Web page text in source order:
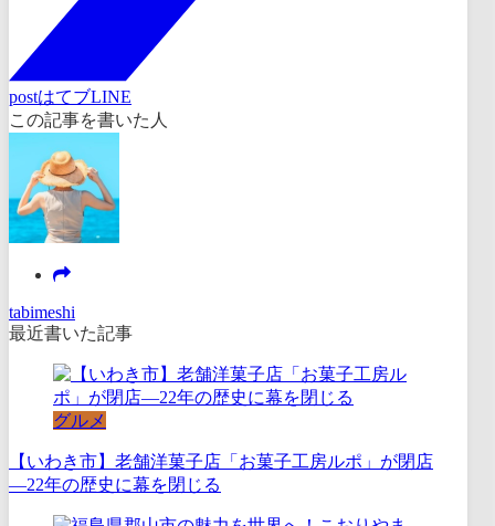
postはてブLINE
この記事を書いた人
tabimeshi
最近書いた記事
グルメ
【いわき市】老舗洋菓子店「お菓子工房ルポ」が閉店
―22年の歴史に幕を閉じる